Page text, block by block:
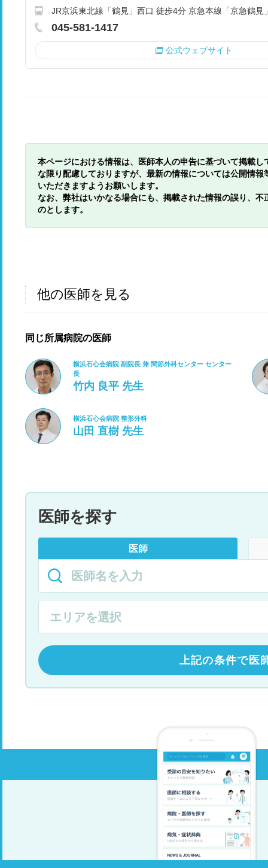
JR京浜東北線「鶴見」西口 徒歩4分 京急本線「京急鶴見
045-581-1417
公式ウェブサイト
本ページにおける情報は、医師本人の申告に基づいて掲載
な限り配慮しておりますが、最新の情報については公開情
いただきますようお願いします。
なお、弊社はいかなる場合にも、掲載された情報の誤り、
のとします。
他の医師を見る
同じ所属病院の医師
横浜石心会病院 副院長 兼 関節外科センター センター
長
竹内 良平 先生
横浜石心会病院 整形外科
山田 直樹 先生
医師を探す
医師
上記の条件で医